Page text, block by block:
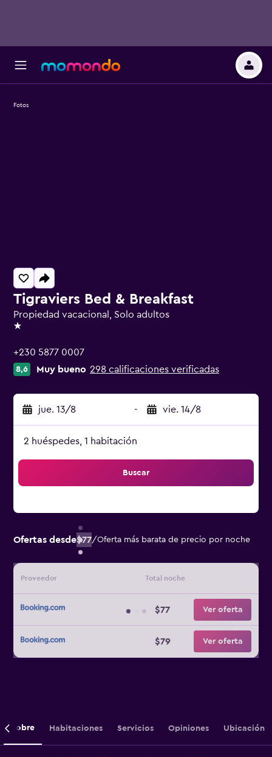
Tigraviers Bed & Breakfast
Propiedad vacacional, Solo adultos
1 estrella
+230 5877 0007
8,6 Muy bueno 298 calificaciones verificadas
jue. 13/8 - vie. 14/8
2 huéspedes, 1 habitación
Buscar
Ofertas desde$77/Oferta más barata de precio por noche
Proveedor Total noche
$77 Ver oferta
$79 Ver oferta
Fotos
Sobre Habitaciones Servicios Opiniones Ubicación